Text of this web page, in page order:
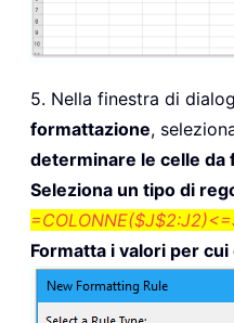
5. Nella finestra di
formattazione,
determinare le celle da
Seleziona un tipo di
Formatta i valori per